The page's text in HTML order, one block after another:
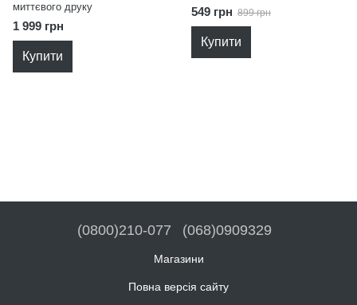
миттєвого друку
1 999 грн
Купити
549 грн 899 грн
Купити
(0800)210-077 (068)0909329
Магазини
Повна версія сайту